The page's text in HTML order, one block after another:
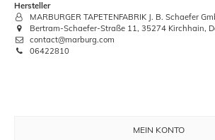
Hersteller
MARBURGER TAPETENFABRIK J. B. Schaefer
Bertram-Schaefer-Straße 11, 35274 Kirchhain,
contact@marburg.com
06422810
MEIN KONTO